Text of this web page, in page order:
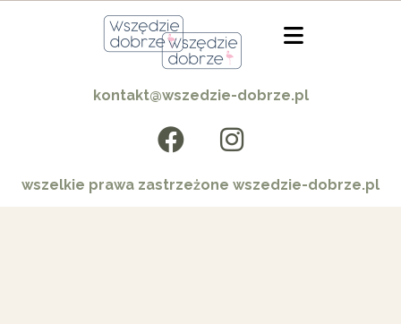
kontakt@wszedzie-dobrze.pl
wszelkie prawa zastrzeżone wszedzie-dobrze.pl